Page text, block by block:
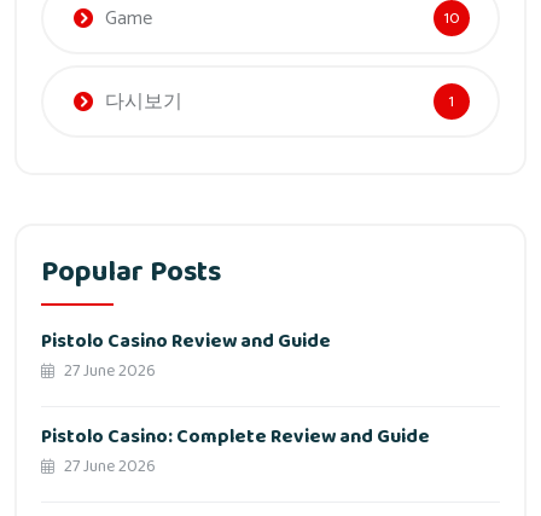
Game 10
다시보기 1
Popular Posts
Pistolo Casino Review and Guide
27 June 2026
Pistolo Casino: Complete Review and Guide
27 June 2026